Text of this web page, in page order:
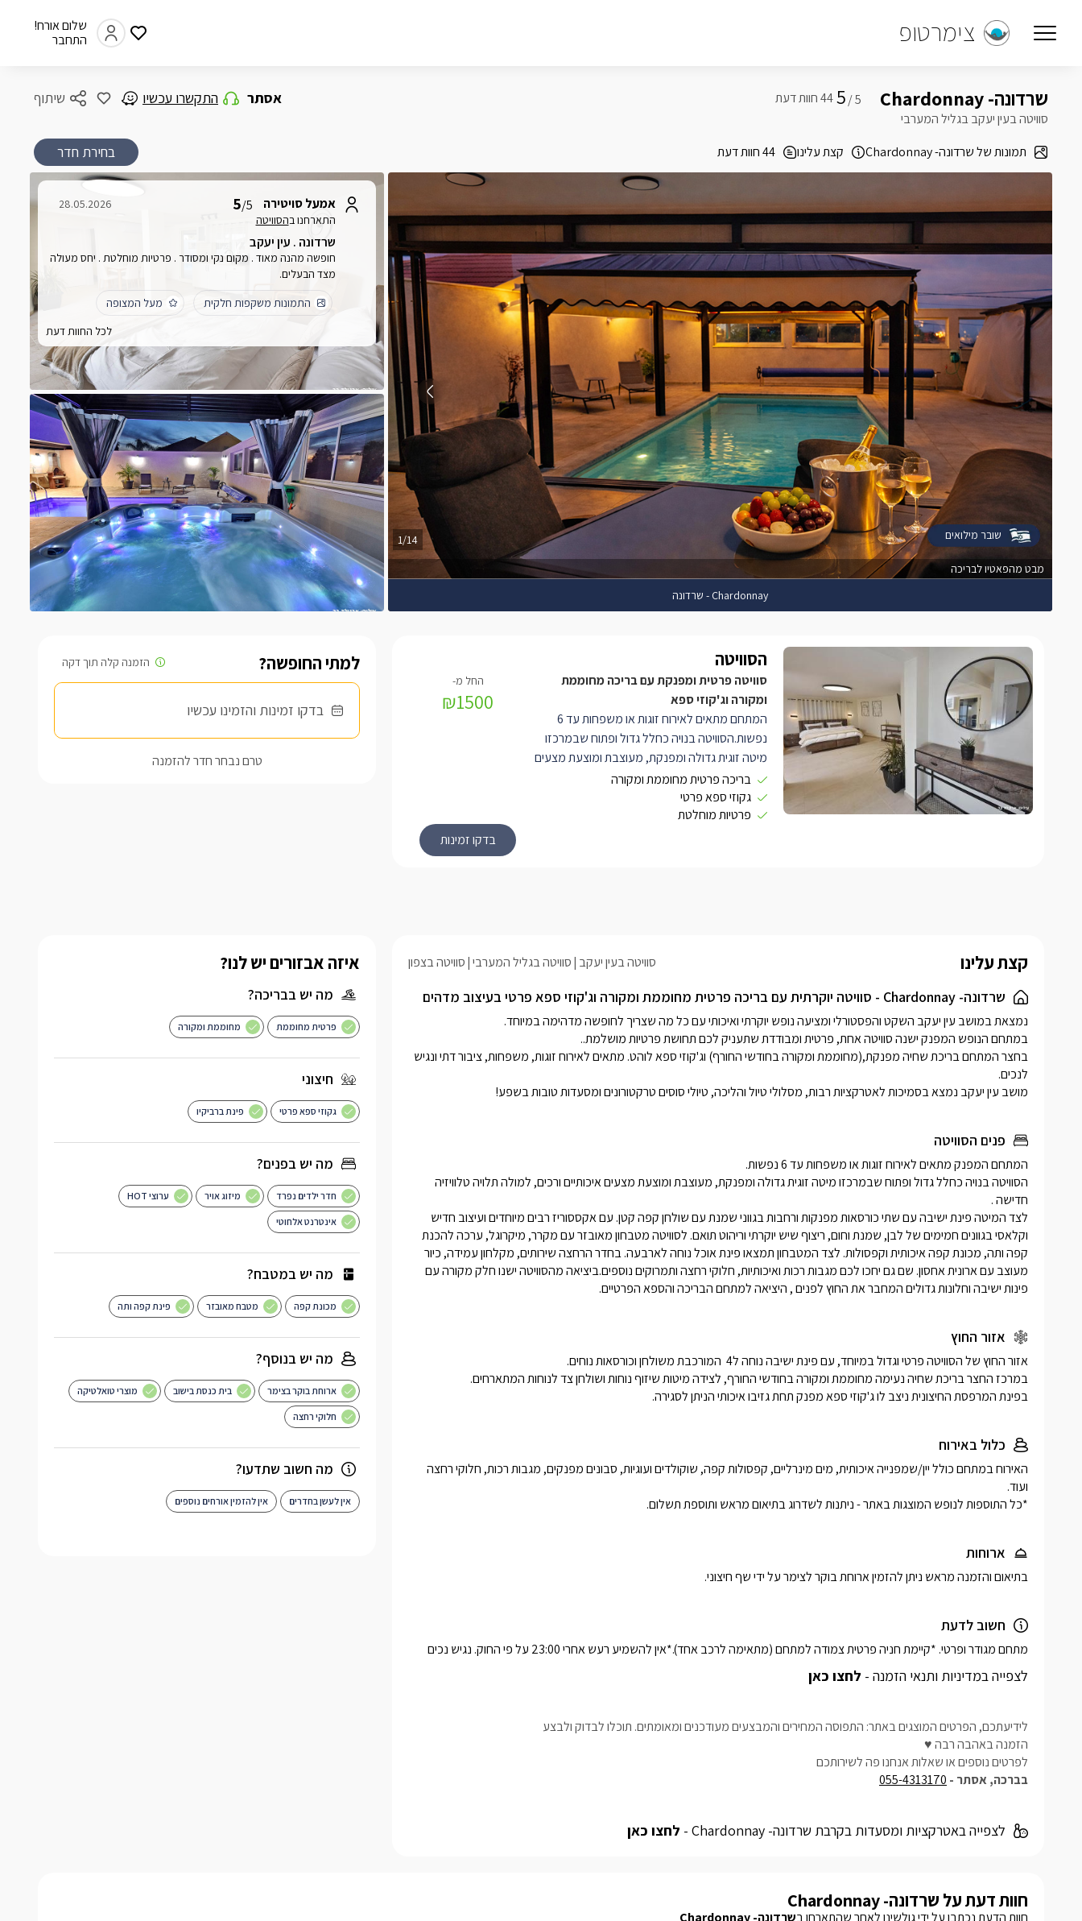
צימרטופ
שלום אורח!
התחבר
שרדונה- Chardonnay 5 /
5
סוויטה בעין יעקב בגליל המערבי
תמונות של שרדונה- Chardonnay
קצת עלינו 44 חוות דעת
שיתוף אסתר התקשרו עכשיו
בחירת חדר
מבט מהפאטיו לבריכה
1/14
Chardonnay - שרדונה
אמעל סויטירה 5/5
התארחנו בהסוויטה
28.05.2026
שרדונה . עין יעקב
חופשה מהנה מאוד . מקום נקי ומסודר . פרטיות מוחלטת . יחס מעולה
מצד הבעלים.
התמונות משקפות חלקית
מעל המצופה
לכל החוות דעת
שובר מילואים
למתי החופשה?
בדקו זמינות והזמינו עכשיו
טרם נבחר חדר להזמנה
הסוויטה
סוויטה פרטית ומפנקת עם בריכה מחוממת
ומקורה וג'קוזי ספא
המתחם מתאים לאירוח זוגות או משפחות עד 6
נפשות.הסוויטה בנויה כחלל גדול ופתוח שבמרכזו
מיטה זוגית גדולה ומפנקת, מעוצבת ומוצעת מצעים
איכותיים ורכים, למולה תלויה טלוויזיה חדישה
עם שתי כורסאות מפנקות ורחבות בגווני שמנת עם
בחדר הרחצה שירותים, מקלחון עמידה, כיור מעוצב
עם ארונית אחסון. שם גם יחכו לכם מגבות רכות
ואיכותיות, חלוקי רחצה ותמרוקים נוספים.
בריכה פרטית מחוממת ומקורה
גקוזי ספא פרטי
פרטיות מוחלטת
₪1500
קצת עלינו סוויטה בעין יעקב סוויטה בגליל המערבי סוויטה בצפון
שרדונה- Chardonnay - סוויטה יוקרתית עם בריכה פרטית מחוממת ומקורה וג'קוזי ספא פרטי בעיצוב מדהים
מושב עין יעקב נמצא בסמיכות לאטרקציות רבות, מסלולי טיול והליכה, טיולי סוסים טרקטורונים ומסעדות טובות בשפע!
פנים הסוויטה
פינות ישיבה וחלונות גדולים המחבר את החוץ לפנים , היציאה למתחם הבריכה והספא הפרטיים.
אזור החוץ
בפינת המרפסת החיצונית ניצב לו ג'קוזי ספא מפנק תחת גזיבו איכותי הניתן לסגירה.
כלול באירוח
*כל התוספות לנופש המוצגות באתר - ניתנות לשדרוג בתיאום מראש ותוספת תשלום.
ארוחות
בתיאום והזמנה מראש ניתן להזמין ארוחת בוקר לצימר על ידי שף חיצוני.
חשוב לדעת
מתחם מגודר ופרטי. *קיימת חניה פרטית צמודה למתחם (מתאימה לרכב אחד).*אין להשמיע רעש אחרי 23:00 על פי החוק. נגיש נכים
לצפייה במדיניות ותנאי הזמנה - לחצו כאן
לידיעתכם, הפרטים המוצגים באתר: התפוסה המחירים והמבצעים מעודכנים ומאומתים. תוכלו לבדוק ולבצע
הזמנה באהבה רבה ♥
לפרטים נוספים או שאלות אנחנו פה לשירותכם
בברכה, אסתר - 055-4313170
לצפייה באטרקציות ומסעדות בקרבת שרדונה- Chardonnay - לחצו כאן
איזה אבזורים יש לנו?
מה יש בבריכה?
פרטית מחוממת מחוממת ומקורה
חיצוני
גקוזי ספא פרטי פינת ברביקיו
מה יש בפנים?
חדר ילדים נפרד מיזוג אויר ערוצי HOT
אינטרנט אלחוטי
מה יש במטבח?
מכונת קפה מטבח מאובזר פינת קפה ותה
מה יש בנוסף?
ארוחת בוקר בצימר בית כנסת בישוב מוצרי טואלטיקה
חלוקי רחצה
מה חשוב שתדעו?
אין לעשן בחדרים אין להזמין אורחים נוספים
חוות דעת על שרדונה- Chardonnay
חוות הדעת נכתבו על ידי גולשינו לאחר שהתארחו בשרדונה- Chardonnay